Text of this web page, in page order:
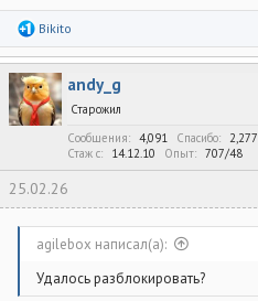
Р
а
к
ц
и
и
Bikito
andy_g
Старожил
Сообщения
4,091 Спасибо 2,277
Стаж c
14.12.10 Опыт 707/48
25.02.26
agilebox написал(а):
Удалось разблокировать?